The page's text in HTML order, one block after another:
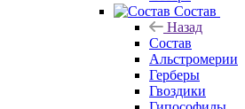
Состав
Назад
Состав
Альстромерии
Герберы
Гвоздики